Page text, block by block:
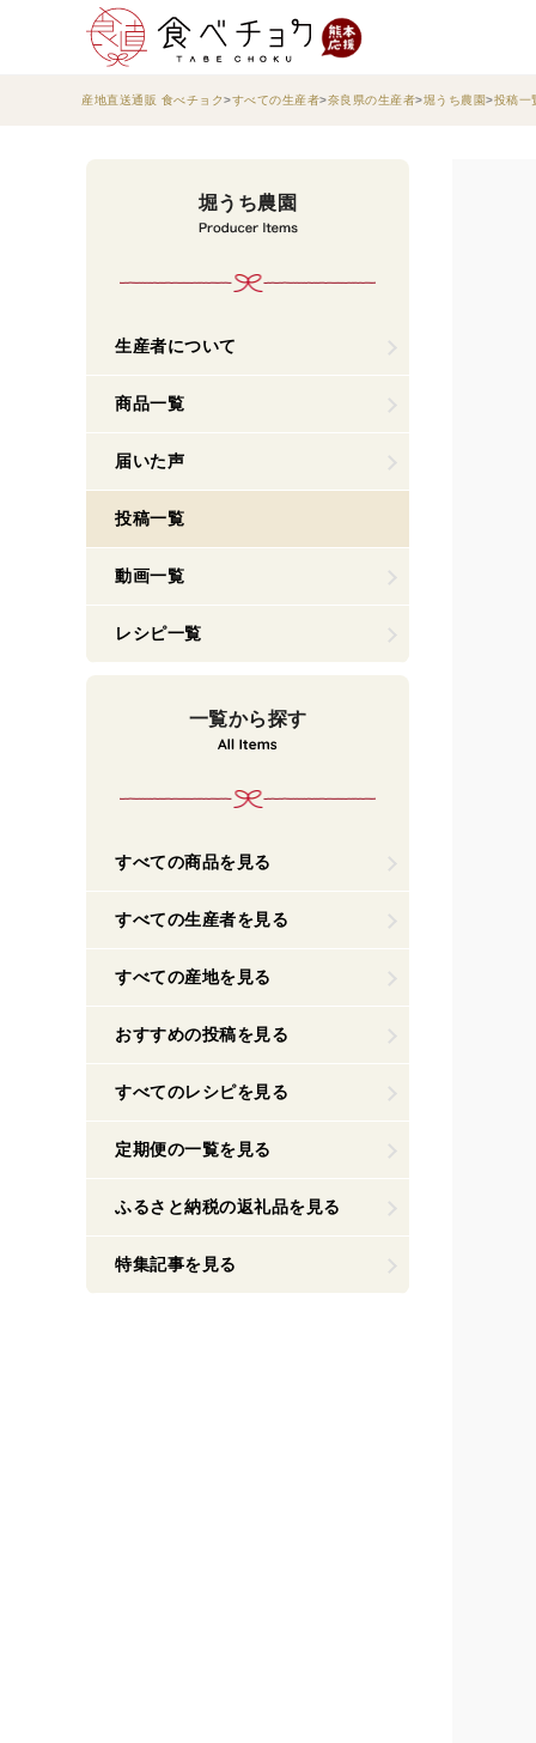
産地直送通販 食べチョク すべての生産者 奈良県の生産者 堀うち農園 投稿一
堀うち農園
生産者について
商品一覧
届いた声
投稿一覧
動画一覧
レシピ一覧
一覧から探す
すべての商品を見る
すべての生産者を見る
すべての産地を見る
おすすめの投稿を見る
すべてのレシピを見る
定期便の一覧を見る
ふるさと納税の返礼品を見る
特集記事を見る